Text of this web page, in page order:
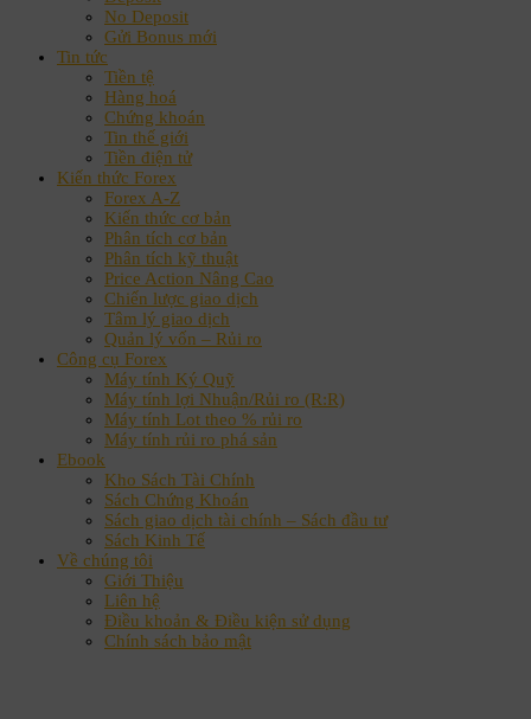
No Deposit
Gửi Bonus mới
Tin tức
Tiền tệ
Hàng hoá
Chứng khoán
Tin thế giới
Tiền điện tử
Kiến thức Forex
Forex A-Z
Kiến thức cơ bản
Phân tích cơ bản
Phân tích kỹ thuật
Price Action Nâng Cao
Chiến lược giao dịch
Tâm lý giao dịch
Quản lý vốn – Rủi ro
Công cụ Forex
Máy tính Ký Quỹ
Máy tính lợi Nhuận/Rủi ro (R:R)
Máy tính Lot theo % rủi ro
Máy tính rủi ro phá sản
Ebook
Kho Sách Tài Chính
Sách Chứng Khoán
Sách giao dịch tài chính – Sách đầu tư
Sách Kinh Tế
Về chúng tôi
Giới Thiệu
Liên hệ
Điều khoản & Điều kiện sử dụng
Chính sách bảo mật